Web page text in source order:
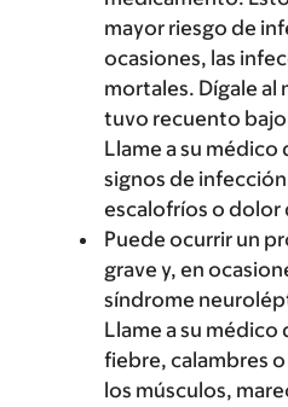
mayor riesgo de
ocasiones, las
mortales. Dígale al
tuvo recuento
Llame a su
signos de
escalofríos o dolor
Puede ocurrir un
grave y, en
síndrome
Llame a su
fiebre, calambres
los músculos,